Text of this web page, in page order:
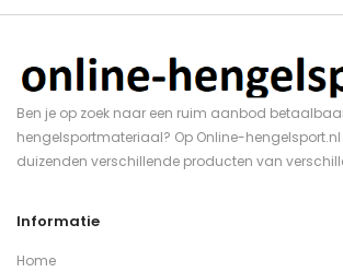
Ben je op zoek naar een ruim aanbod
hengelsportmateriaal? Op Online-hengelsport.nl
duizenden verschillende producten van
Informatie
Home